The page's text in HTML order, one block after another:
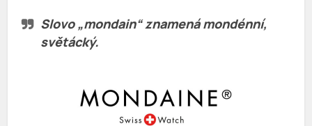
Slovo „mondain“ znamenámondénní,
světácký.